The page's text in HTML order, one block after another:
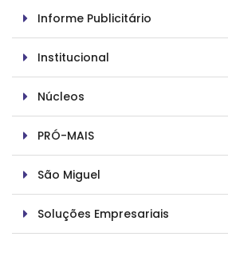
Informe Publicitário
Institucional
Núcleos
PRÓ-MAIS
São Miguel
Soluções Empresariais